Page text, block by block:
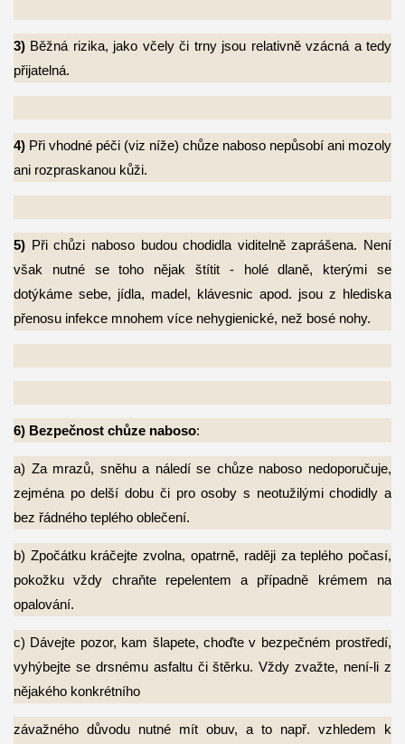
3)Běžná rizika, jako včely či trny jsou relativně vzácná a tedy
přijatelná.
4)Při vhodné péči (viz níže) chůze naboso nepůsobí ani mozoly
ani rozpraskanou kůži.
5)Při chůzi naboso budou chodidla viditelně zaprášena. Není
však nutné se toho nějak štítit - holé dlaně, kterými se
dotýkáme sebe, jídla, madel, klávesnic apod. jsou z hlediska
přenosu infekce mnohem více nehygienické, než bosé nohy.
6) Bezpečnost chůze naboso:
a) Za mrazů, sněhu a náledí se chůze naboso nedoporučuje,
zejména po delšídobu či pro osoby s neotužilými chodidly a
bez řádného teplého oblečení.
b) Zpočátku kráčejte zvolna, opatrně, raději za teplého počasí,
pokožku vždy chraňte repelentem a případně krémem na
opalování.
c) Dávejte pozor, kam šlapete, choďte v bezpečném prostředí,
vyhýbejte se drsnému asfaltu či štěrku. Vždy zvažte, není-li z
nějakého konkrétního
závažného důvodu nutné mít obuv, a to např. vzhledem k